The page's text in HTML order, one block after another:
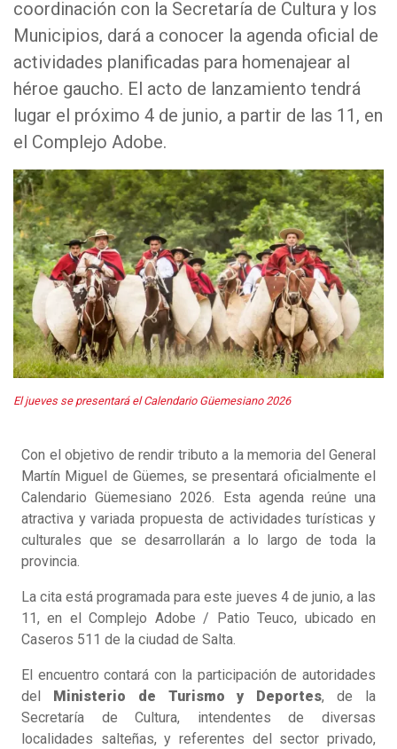
coordinación con la Secretaría de Cultura y los
Municipios, dará a conocer la agenda oficial de
actividades planificadas para homenajear al
héroe gaucho. El acto de lanzamiento tendrá
lugar el próximo 4 de junio, a partir de las 11, en
el Complejo Adobe.
El jueves se presentará el Calendario Güemesiano 2026
Con el objetivo de rendir tributo a la memoria del General
Martín Miguel de Güemes, se presentará oficialmente el
Calendario Güemesiano 2026. Esta agenda reúne una
atractiva y variada propuesta de actividades turísticas y
culturales que se desarrollarán a lo largo de toda la
provincia.
La cita está programada para este jueves 4 de junio, a las
11, en el Complejo Adobe / Patio Teuco, ubicado en
Caseros 511 de la ciudad de Salta.
El encuentro contará con la participación de autoridades
del Ministerio de Turismo y Deportes, de la
Secretaría de Cultura, intendentes de diversas
localidades salteñas, y referentes del sector privado,